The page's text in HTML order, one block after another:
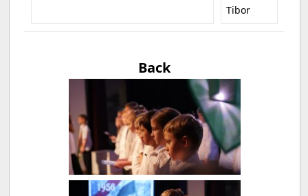
Tibor
Back